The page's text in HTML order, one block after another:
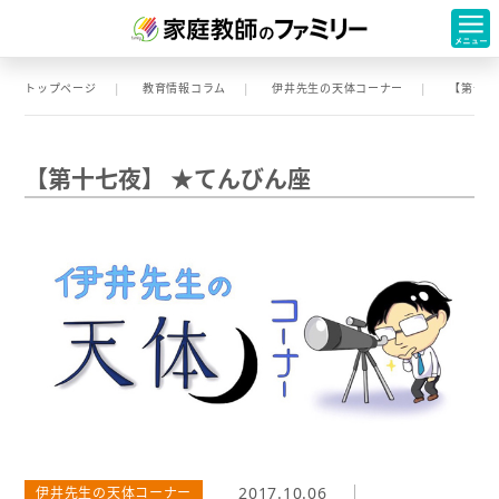
トップページ 教育情報コラム 伊井先生の天体コーナー 【第十
【第十七夜】 ★てんびん座
伊井先生の天体コーナー 2017.10.06